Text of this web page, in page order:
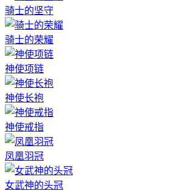
骑士的坚守
骑士的荣耀
神使项链
神使长袍
神使戒指
凤凰羽冠
女武神的头冠